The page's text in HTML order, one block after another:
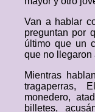
Van a hablar
preguntan por
último que un
que no llegaron
Mientras
tragaperras,
monedero,
billetes,